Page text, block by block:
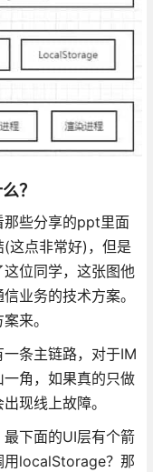
？
那些分享的ppt里面
这点非常好)，但是
位同学，这张图他
业务的技术方案。
来。
条主链路，对于IM
角，如果真的只做
现线上故障。
下面的UI层有个箭
用localStorage？那